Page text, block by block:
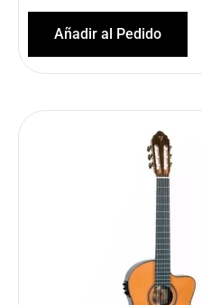
Añadir al Pedido